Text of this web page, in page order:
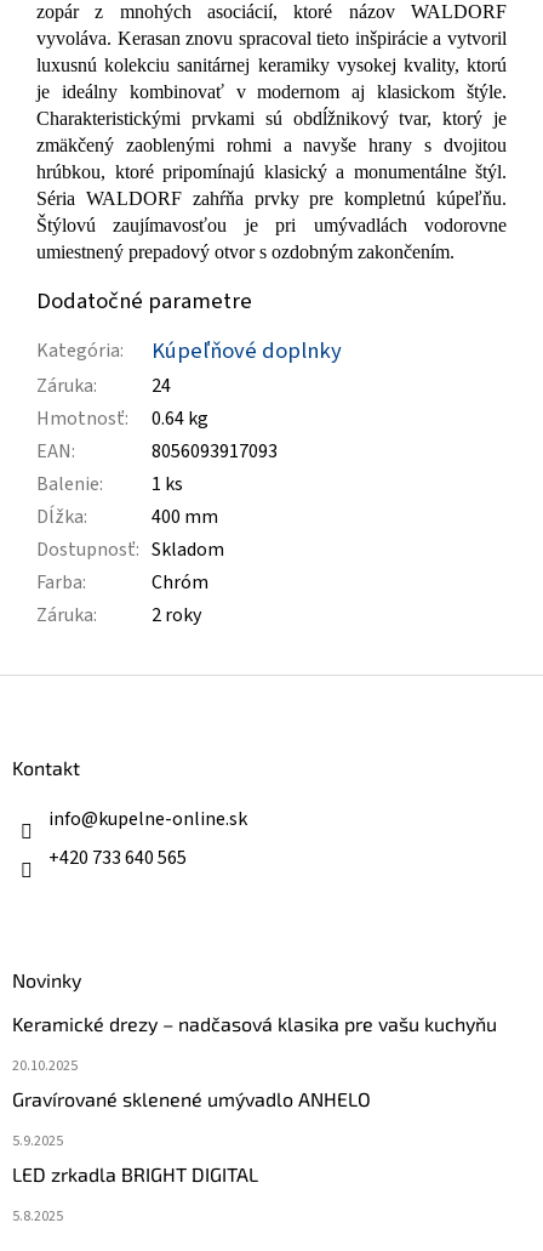
zopár z mnohých asociácií, ktoré názov WALDORF
vyvoláva. Kerasan znovu spracoval tieto inšpirácie a vytvoril
luxusnú kolekciu sanitárnej keramiky vysokej kvality, ktorú
je ideálny kombinovať v modernom aj klasickom štýle.
Charakteristickými prvkami sú obdĺžnikový tvar, ktorý je
zmäkčený zaoblenými rohmi a navyše hrany s dvojitou
hrúbkou, ktoré pripomínajú klasický a monumentálne štýl.
Séria WALDORF zahŕňa prvky pre kompletnú kúpeľňu.
Štýlovú zaujímavosťou je pri umývadlách vodorovne
umiestnený prepadový otvor s ozdobným zakončením.
Dodatočné parametre
Kategória: Kúpeľňové doplnky
Záruka:
24
Hmotnosť:
0.64 kg
EAN:
8056093917093
Balenie:
1 ks
Dĺžka:
400 mm
Dostupnosť: Skladom
Farba:
Chróm
Záruka: 2 roky
Kontakt
info@kupelne-online.sk
+420 733 640 565
Novinky
Keramické drezy – nadčasová klasika pre vašu kuchyňu
20.10.2025
Gravírované sklenené umývadlo ANHELO
5.9.2025
LED zrkadla BRIGHT DIGITAL
5.8.2025